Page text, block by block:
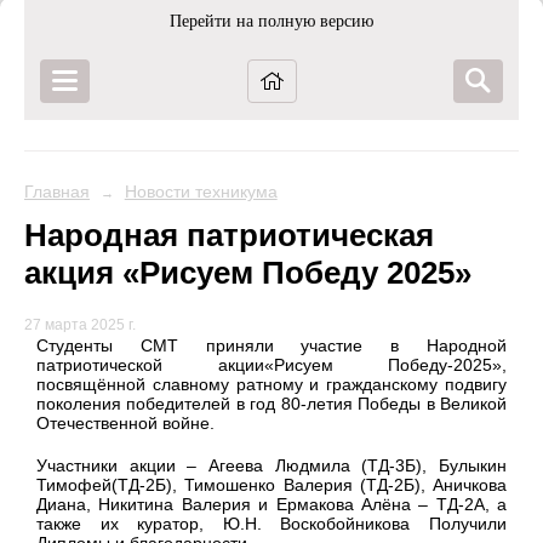
Перейти на полную версию
Главная → Новости техникума
Народная патриотическая
акция «Рисуем Победу 2025»
27 марта 2025 г.
Студенты СМТ приняли участие в Народной
патриотической акции«Рисуем Победу-2025»,
посвящённой славному ратному и гражданскому подвигу
поколения победителей в год 80-летия Победы в Великой
Отечественной войне.
Участники акции – Агеева Людмила (ТД-3Б), Булыкин
Тимофей(ТД-2Б), Тимошенко Валерия (ТД-2Б), Аничкова
Диана, Никитина Валерия и Ермакова Алёна – ТД-2А, а
также их куратор, Ю.Н. Воскобойникова Получили